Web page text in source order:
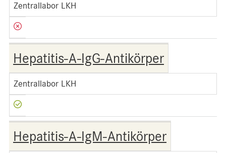
Zentrallabor LKH
Hepatitis-A-IgG-Antikörper
Zentrallabor LKH
Hepatitis-A-IgM-Antikörper